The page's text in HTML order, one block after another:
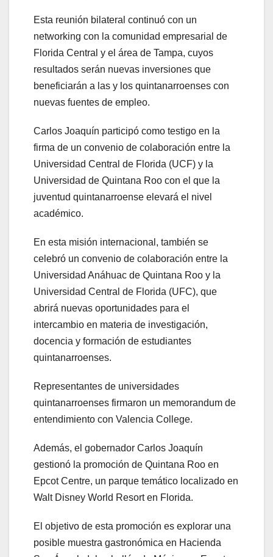
Esta reunión bilateral continuó con un
networking con la comunidad empresarial de
Florida Central y el área de Tampa, cuyos
resultados serán nuevas inversiones que
beneficiarán a las y los quintanarroenses con
nuevas fuentes de empleo.
Carlos Joaquín participó como testigo en la
firma de un convenio de colaboración entre la
Universidad Central de Florida (UCF) y la
Universidad de Quintana Roo con el que la
juventud quintanarroense elevará el nivel
académico.
En esta misión internacional, también se
celebró un convenio de colaboración entre la
Universidad Anáhuac de Quintana Roo y la
Universidad Central de Florida (UFC), que
abrirá nuevas oportunidades para el
intercambio en materia de investigación,
docencia y formación de estudiantes
quintanarroenses.
Representantes de universidades
quintanarroenses firmaron un memorandum de
entendimiento con Valencia College.
Además, el gobernador Carlos Joaquín
gestionó la promoción de Quintana Roo en
Epcot Centre, un parque temático localizado en
Walt Disney World Resort en Florida.
El objetivo de esta promoción es explorar una
posible muestra gastronómica en Hacienda